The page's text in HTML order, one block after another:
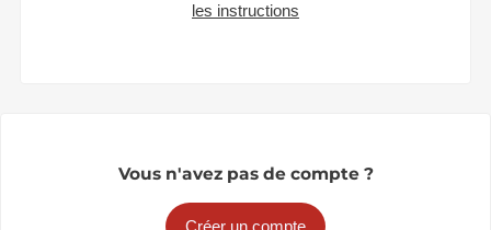
les instructions
Vous n'avez pas de compte ?